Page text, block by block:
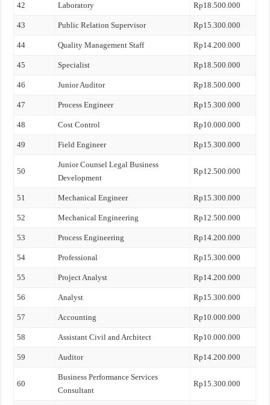
42 Laboratory Rp18.500.000
43 Public Relation Supervisor Rp15.300.000
44 Quality Management Staff Rp14.200.000
45 Specialist Rp18.500.000
46 Junior Auditor Rp18.500.000
47 Process Engineer Rp15.300.000
48 Cost Control Rp10.000.000
49 Field Engineer Rp15.300.000
50
Junior Counsel Legal Business
Development
Rp12.500.000
51 Mechanical Engineer Rp15.300.000
52 Mechanical Engineering Rp12.500.000
53 Process Engineering Rp14.200.000
54 Professional Rp15.300.000
55 Project Analyst Rp14.200.000
56 Analyst Rp15.300.000
57 Accounting Rp10.000.000
58 Assistant Civil and Architect Rp10.000.000
59 Auditor Rp14.200.000
60
Business Performance Services
Consultant
Rp15.300.000